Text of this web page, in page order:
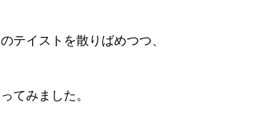
テイストを散りばめつつ、
てみました。